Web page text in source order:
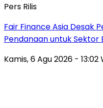
Pers Rilis
Fair Finance Asia Desak
Pendanaan untuk Sektor
Kamis, 6 Agu 2026 - 13:02